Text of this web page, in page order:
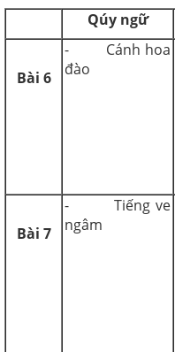
Qúy ngữ
Bài 6
- Cánh hoa
đào
Bài 7
- Tiếng ve
ngâm